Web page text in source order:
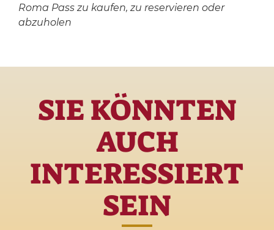
Roma Pass zu kaufen, zu reservieren oder
abzuholen
SIE KÖNNTEN
AUCH
INTERESSIERT
SEIN